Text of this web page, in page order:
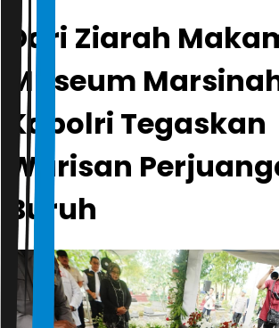
Dari Ziarah
Museum
Kapolri Tegaskan
Warisan
Buruh